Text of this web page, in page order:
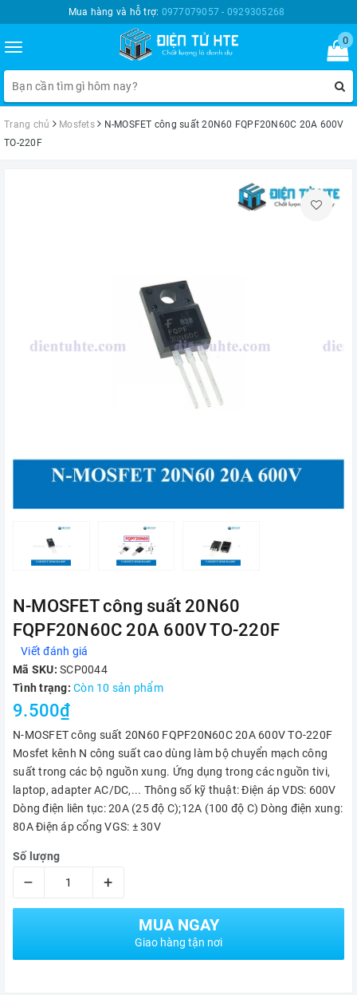
Mua hàng và hỗ trợ: 0977079057 - 0929305268
Toggle
navigation
0
Trang chủ Mosfets
N-MOSFET công suất 20N60 FQPF20N60C 20A 600V
TO-220F
N-MOSFET công suất 20N60
FQPF20N60C 20A 600V TO-220F
Viết đánh giá
Mã SKU: SCP0044
Tình trạng: Còn 10 sản phẩm
9.500₫
N-MOSFET công suất 20N60 FQPF20N60C 20A 600V TO-220F
Mosfet kênh N công suất cao dùng làm bộ chuyển mạch công
suất trong các bộ nguồn xung. Ứng dụng trong các nguồn tivi,
laptop, adapter AC/DC,... Thông số kỹ thuật: Điện áp VDS: 600V
Dòng điện liên tục: 20A (25 độ C);12A (100 độ C) Dòng điện xung:
80A Điện áp cổng VGS: ± 30V
Số lượng
– +
MUA NGAY
Giao hàng tận nơi